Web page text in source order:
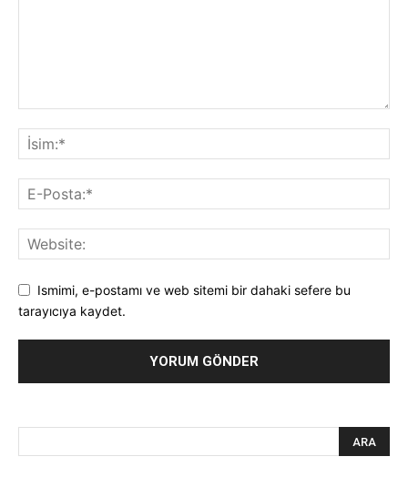
Ismimi, e-postamı ve web sitemi bir dahaki sefere bu
tarayıcıya kaydet.